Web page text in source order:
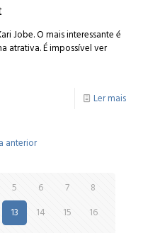
Jobe. O mais interessante é
atrativa. É impossível ver
Ler mais
anterior
5 6 7
8
13 14 15
16